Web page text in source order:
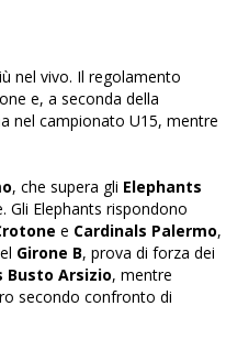
nel vivo. Il regolamento
e, a seconda della
nel campionato U15, mentre
, che supera gli Elephants
Elephants rispondono
e Cardinals Palermo,
Girone B, prova di forza dei
Busto Arsizio, mentre
secondo confronto di